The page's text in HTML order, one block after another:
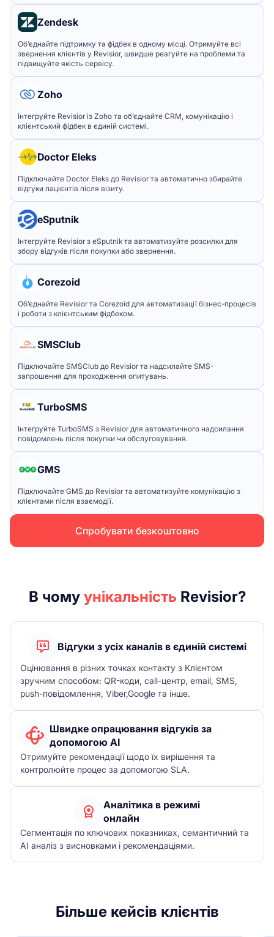
Zendesk
Об’єднайте підтримку та фідбек в одному місці. Отримуйте всі
звернення клієнтів у Revisior, швидше реагуйте на проблеми та
підвищуйте якість сервісу.
Zoho
Інтегруйте Revisior із Zoho та об’єднайте CRM, комунікацію і
клієнтський фідбек в єдиній системі.
Doctor Eleks
Підключайте Doctor Eleks до Revisior та автоматично збирайте
відгуки пацієнтів після візиту.
eSputnik
Інтегруйте Revisior з eSputnik та автоматизуйте розсилки для
збору відгуків після покупки або звернення.
Corezoid
Об’єднайте Revisior та Corezoid для автоматизації бізнес-процесів
і роботи з клієнтським фідбеком.
SMSClub
Підключайте SMSClub до Revisior та надсилайте SMS-
запрошення для проходження опитувань.
TurboSMS
Інтегруйте TurboSMS з Revisior для автоматичного надсилання
повідомлень після покупки чи обслуговування.
GMS
Підключайте GMS до Revisior та автоматизуйте комунікацію з
клієнтами після взаємодії.
Спробувати безкоштовно
В чому унікальність Revisior?
Відгуки з усіх каналів в єдиній системі
Оцінювання в різних точках контакту з Клієнтом
зручним способом: QR-коди, call-центр, email, SMS,
push-повідомлення, Viber,Google та інше.
Швидке опрацювання відгуків за
допомогою AI
Отримуйте рекомендації щодо їх вирішення та
контролюйте процес за допомогою SLA.
Аналітика в режимі
онлайн
Сегментація по ключових показниках, семантичний та
АІ аналіз з висновками і рекомендаціями.
Більше кейсів клієнтів